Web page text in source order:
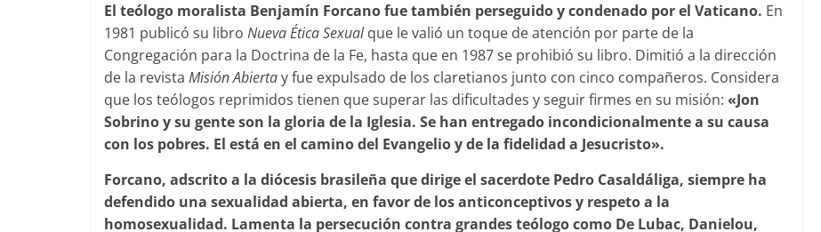
El teólogo moralista Benjamín Forcano fue también perseguido y condenado por el Vaticano. En
1981 publicó su libro Nueva Ética Sexualque le valió un toque de atención por parte de la
Congregación para la Doctrina de la Fe, hasta que en 1987 se prohibió su libro. Dimitió a la dirección
de la revista Misión Abiertay fue expulsado de los claretianos junto con cinco compañeros. Considera
que los teólogos reprimidos tienen que superar las dificultades y seguir firmes en su misión: «Jon
Sobrino y su gente son la gloria de la Iglesia. Se han entregado incondicionalmente a su causa
con los pobres. El está en el camino del Evangelio y de la fidelidad a Jesucristo».
Forcano, adscrito a la diócesis brasileña que dirige el sacerdote Pedro Casaldáliga, siempre ha
defendido una sexualidad abierta, en favor de los anticonceptivos y respeto a la
homosexualidad. Lamenta la persecución contra grandes teólogo como De Lubac, Danielou,